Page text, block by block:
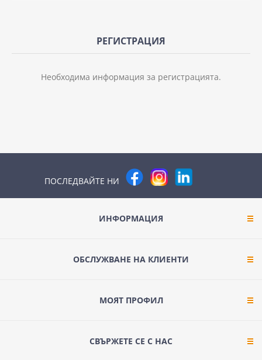
РЕГИСТРАЦИЯ
Необходима информация за регистрацията.
ПОСЛЕДВАЙТЕ НИ
ИНФОРМАЦИЯ
ОБСЛУЖВАНЕ НА КЛИЕНТИ
МОЯТ ПРОФИЛ
СВЪРЖЕТЕ СЕ С НАС